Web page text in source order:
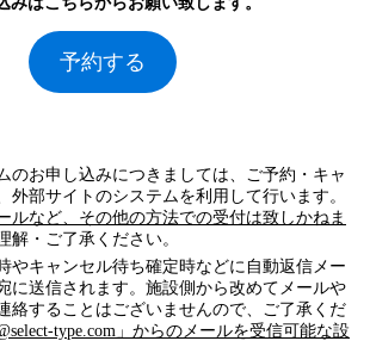
予約する
のお申し込みにつきましては、ご予約・キャ
外部サイトのシステムを利用して行います。
ルなど、その他の方法での受付は致しかねま
解・ご了承ください。
やキャンセル待ち確定時などに自動返信メー
に送信されます。施設側から改めてメールや
絡することはございませんので、ご了承くだ
@select-type.com」からのメールを受信可能な設